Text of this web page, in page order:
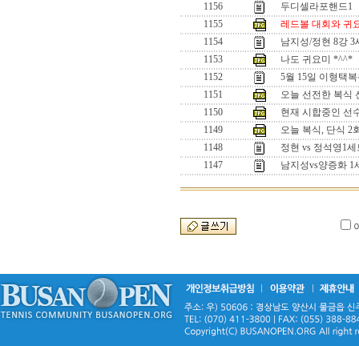
1156
두디셀라포핸드1
1155
레드볼 대회와 귀
1154
남지성/정현 8강 3
1153
나도 귀요미 *^^*
1152
5월 15일 이형택
1151
오늘 선전한 복식
1150
현재 시합중인 선
1149
오늘 복식, 단식 2
1148
정현 vs 정석영1
1147
남지성vs양증화 1